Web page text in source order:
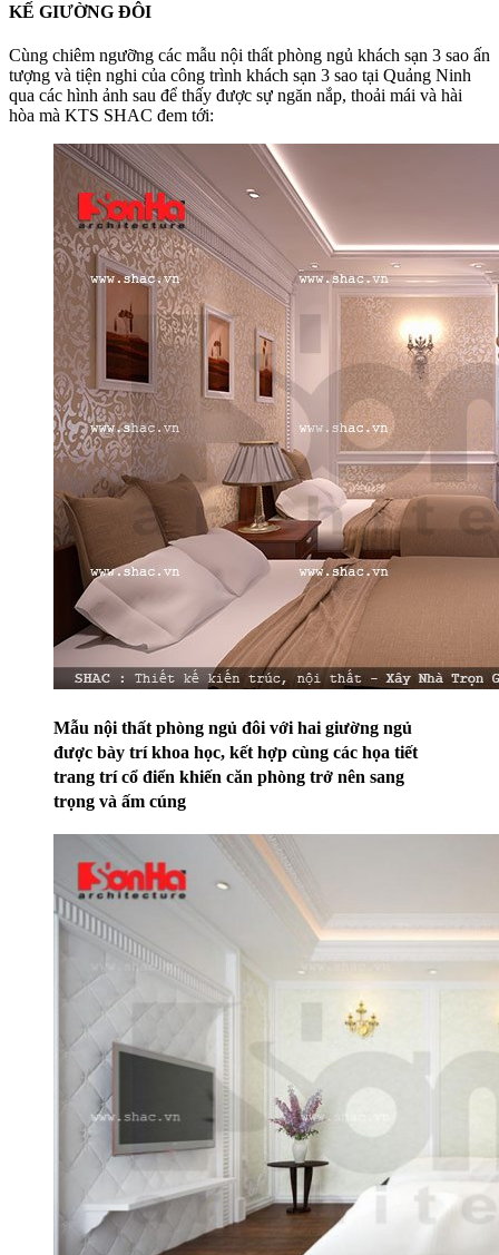
KẾ GIƯỜNG ĐÔI
Cùng chiêm ngưỡng các mẫu nội thất phòng ngủ khách sạn 3 sao ấn
tượng và tiện nghi của công trình khách sạn 3 sao tại Quảng Ninh
qua các hình ảnh sau để thấy được sự ngăn nắp, thoải mái và hài
hòa mà KTS SHAC đem tới:
Mẫu nội thất phòng ngủ đôi với hai giường ngủ
được bày trí khoa học, kết hợp cùng các họa tiết
trang trí cổ điển khiến căn phòng trở nên sang
trọng và ấm cúng